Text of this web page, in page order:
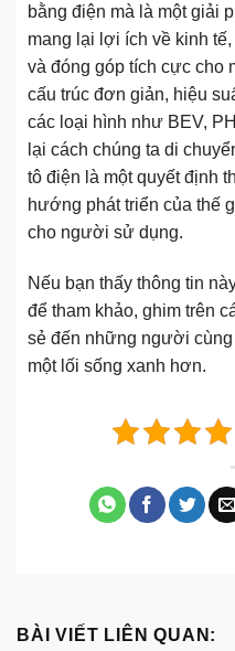
bằng điện mà là một giải
mang lại lợi ích về kinh
và đóng góp tích cực cho
cấu trúc đơn giản, hiệu
các loại hình như BEV,
lại cách chúng ta di
tô điện là một quyết định
hướng phát triển của thế
cho người sử dụng.
Nếu bạn thấy thông tin
để tham khảo, ghim trên
sẻ đến những người
một lối sống xanh hơn.
BÀI VIẾT LIÊN QUAN: